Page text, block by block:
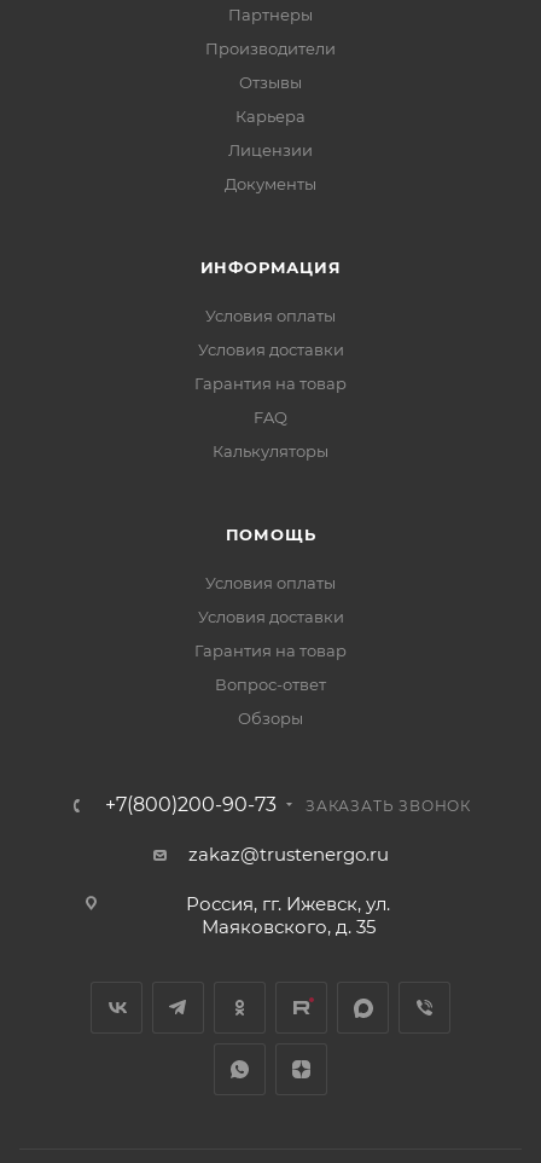
Партнеры
Производители
Отзывы
Карьера
Лицензии
Документы
ИНФОРМАЦИЯ
Условия оплаты
Условия доставки
Гарантия на товар
FAQ
Калькуляторы
ПОМОЩЬ
Условия оплаты
Условия доставки
Гарантия на товар
Вопрос-ответ
Обзоры
+7(800)200-90-73 ЗАКАЗАТЬ ЗВОНОК
zakaz@trustenergo.ru
Россия, гг. Ижевск, ул.
Маяковского, д. 35